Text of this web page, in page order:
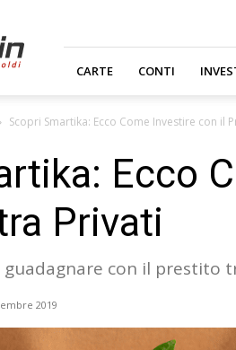
CARTE CONTI
Scopri Smartika: Ecco Come Investire con il
Ecco
Privati
guadagnare con il prestito
2019